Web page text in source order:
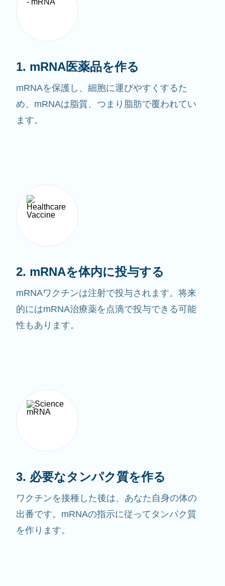
1. mRNA医薬品を作る
mRNAを保護し、細胞に運びやすくするた
め、mRNAは脂質、つまり脂肪で覆われてい
ます。
2. mRNAを体内に投与する
mRNAワクチンは注射で投与されます。将来
的にはmRNA治療薬を点滴で投与できる可能
性もあります。
3. 必要なタンパク質を作る
ワクチンを接種した後は、あなた自身の体の
出番です。mRNAの指示に従ってタンパク質
を作ります。